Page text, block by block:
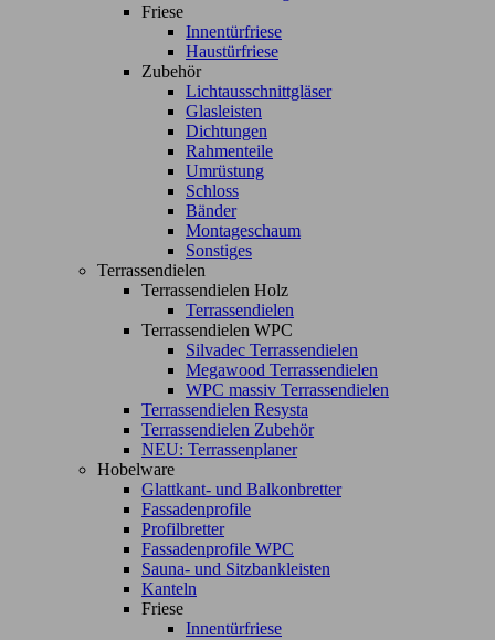
Friese
Innentürfriese
Haustürfriese
Zubehör
Lichtausschnittgläser
Glasleisten
Dichtungen
Rahmenteile
Umrüstung
Schloss
Bänder
Montageschaum
Sonstiges
Terrassendielen
Terrassendielen Holz
Terrassendielen
Terrassendielen WPC
Silvadec Terrassendielen
Megawood Terrassendielen
WPC massiv Terrassendielen
Terrassendielen Resysta
Terrassendielen Zubehör
NEU: Terrassenplaner
Hobelware
Glattkant- und Balkonbretter
Fassadenprofile
Profilbretter
Fassadenprofile WPC
Sauna- und Sitzbankleisten
Kanteln
Friese
Innentürfriese